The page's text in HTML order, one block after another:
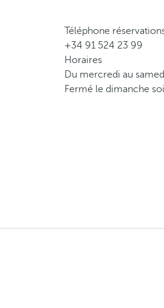
Téléphone
+34 91 524 23 99
Horaires
Du mercredi au
Fermé le dimanche